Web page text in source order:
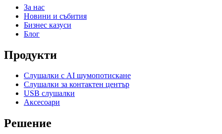
За нас
Новини и събития
Бизнес казуси
Блог
Продукти
Слушалки с AI шумопотискане
Слушалки за контактен център
USB слушалки
Аксесоари
Решение